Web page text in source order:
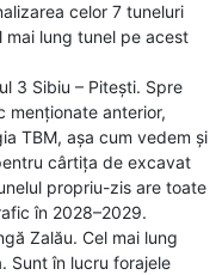
celor 7 tuneluri
lung tunel pe acest
3 Sibiu – Pitești. Spre
menționate anterior,
TBM, așa cum vedem și
cârtița de excavat
propriu-zis are toate
în 2028–2029.
Zalău. Cel mai lung
Sunt în lucru forajele